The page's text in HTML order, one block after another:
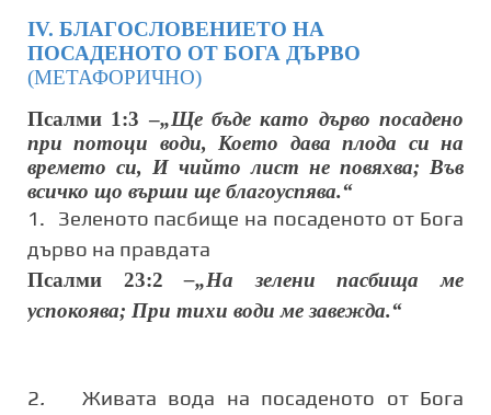
ІV. БЛАГОСЛОВЕНИЕТО НА
ПОСАДЕНОТО ОТ БОГА ДЪРВО
(МЕТАФОРИЧНО)
Псалми 1:3 –„Ще бъде като дърво посадено
при потоци води, Което дава плода си на
времето си, И чийто лист не повяхва; Във
всичко що върши ще благоуспява.“
1.
Зеленото пасбище на посаденото от Бога
дърво на правдата
Псалми 23:2 –„На зелени пасбища ме
успокоява; При тихи води ме завежда.“
2.
Живата вода на посаденото от Бога